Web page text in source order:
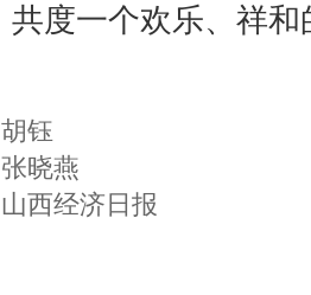
共度一个欢乐、祥
胡钰
晓燕